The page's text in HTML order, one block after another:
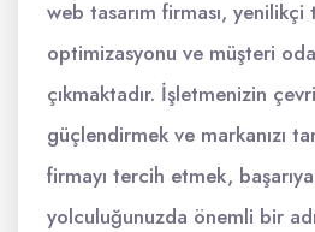
web tasarım firması, yenilikçi
optimizasyonu ve müşteri
çıkmaktadır. İşletmenizin
güçlendirmek ve markanızı
firmayı tercih etmek,
yolculuğunuzda önemli bir